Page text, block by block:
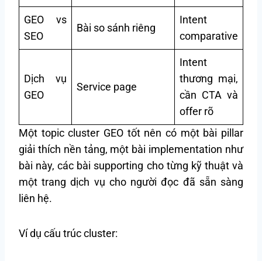
GEO vs
SEO
Bài so sánh riêng
Intent
comparative
Dịch vụ
GEO
Service page
Intent
thương mại,
cần CTA và
offer rõ
Một topic cluster GEO tốt nên có một bài pillar
giải thích nền tảng, một bài implementation như
bài này, các bài supporting cho từng kỹ thuật và
một trang dịch vụ cho người đọc đã sẵn sàng
liên hệ.
Ví dụ cấu trúc cluster: